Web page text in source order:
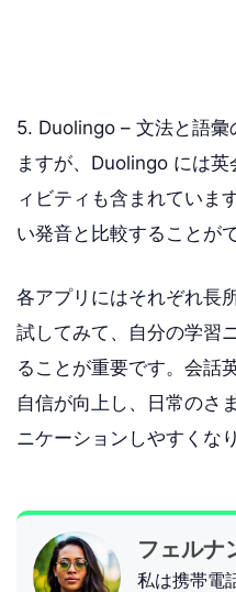
5. Duolingo – 文法と語彙
ますが、Duolingo には
ィビティも含まれていま
い発音と比較することが
各アプリにはそれぞれ長
試してみて、自分の学習
ることが重要です。会話
自信が向上し、日常のさ
ニケーションしやすくな
フェルナ
私は携帯電